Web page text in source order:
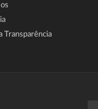
Transparência